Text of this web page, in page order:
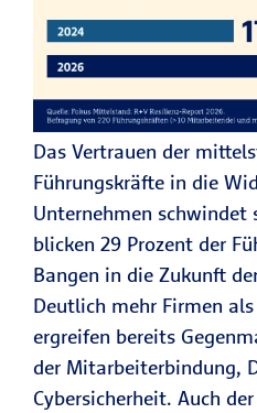
Das Vertrauen der
Führungskräfte in die
Unternehmen
blicken 29 Prozent der
Bangen in die Zukunft
Deutlich mehr Firmen
ergreifen bereits
der Mitarbeiterbindung,
Cybersicherheit. Auch